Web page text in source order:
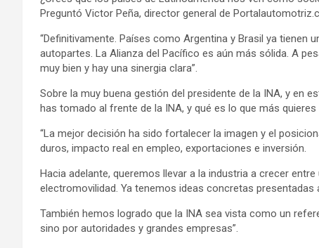
Preguntó Victor Peña, director general de
“Definitivamente. Países como Argentina y Brasil ya
autopartes. La Alianza del Pacífico es aún más sólida. A
muy bien y hay una sinergia clara”.
Sobre la muy buena gestión del presidente de la INA, y en
has tomado al frente de la INA, y qué es lo que más
“La mejor decisión ha sido fortalecer la imagen y el
duros, impacto real en empleo, exportaciones e inversión.
Hacia adelante, queremos llevar a la industria a crecer
electromovilidad. Ya tenemos ideas concretas presentadas
También hemos logrado que la INA sea vista como un
sino por autoridades y grandes empresas”.